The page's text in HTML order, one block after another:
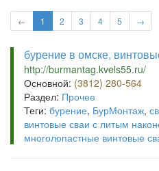
← 1 2 3 4 5 →
бурение в омске,
http://burmantag.kvels55.ru/
Основной: (3812) 280-564
Раздел: Прочее
Теги: бурение, БурМонтаж,
винтовые сваи с литым
многолопастные винтовые